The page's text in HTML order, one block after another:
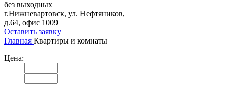
без выходных
г.Нижневартовск, ул. Нефтяников,
д.64, офис 1009
Оставить заявку
Главная Квартиры и комнаты
Цена: